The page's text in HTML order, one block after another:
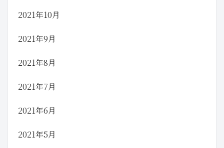
2021年10月
2021年9月
2021年8月
2021年7月
2021年6月
2021年5月